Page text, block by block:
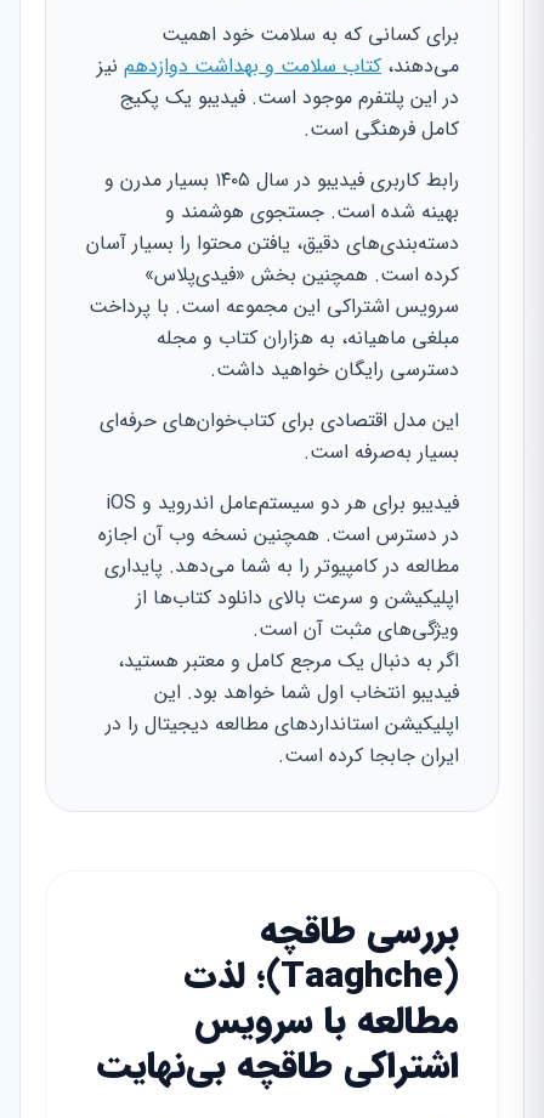
برای کسانی که به سلامت خود اهمیت
می‌دهند، کتاب سلامت و بهداشت دوازدهم نیز
در این پلتفرم موجود است. فیدیبو یک پکیج
کامل فرهنگی است.
رابط کاربری فیدیبو در سال ۱۴۰۵ بسیار مدرن و
بهینه شده است. جستجوی هوشمند و
دسته‌بندی‌های دقیق، یافتن محتوا را بسیار آسان
کرده است. همچنین بخش «فیدی‌پلاس»
سرویس اشتراکی این مجموعه است. با پرداخت
مبلغی ماهیانه، به هزاران کتاب و مجله
دسترسی رایگان خواهید داشت.
این مدل اقتصادی برای کتاب‌خوان‌های حرفه‌ای
بسیار به‌صرفه است.
فیدیبو برای هر دو سیستم‌عامل اندروید و iOS
در دسترس است. همچنین نسخه وب آن اجازه
مطالعه در کامپیوتر را به شما می‌دهد. پایداری
اپلیکیشن و سرعت بالای دانلود کتاب‌ها از
ویژگی‌های مثبت آن است.
اگر به دنبال یک مرجع کامل و معتبر هستید،
فیدیبو انتخاب اول شما خواهد بود. این
اپلیکیشن استانداردهای مطالعه دیجیتال را در
ایران جابجا کرده است.
بررسی طاقچه
(Taaghche)؛ لذت
مطالعه با سرویس
اشتراکی طاقچه بی‌نهایت